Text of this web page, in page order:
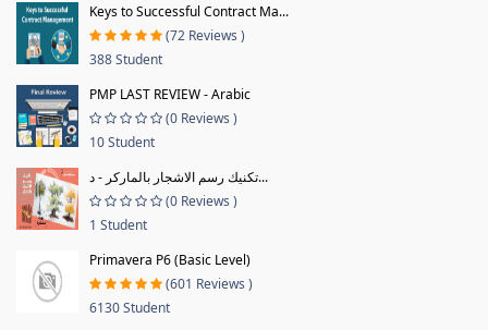
Keys to Successful Contract Ma...
(72 Reviews )
388 Student
PMP LAST REVIEW - Arabic
(0 Reviews )
10 Student
تكنيك رسم الاشجار بالماركر - د...
(0 Reviews )
1 Student
Primavera P6 (Basic Level)
(601 Reviews )
6130 Student